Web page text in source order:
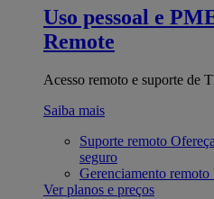
Uso pessoal e
Remote
Acesso remoto e suporte de
Saiba mais
Suporte remoto
seguro
Gerenciamento remoto
Ver planos e preços